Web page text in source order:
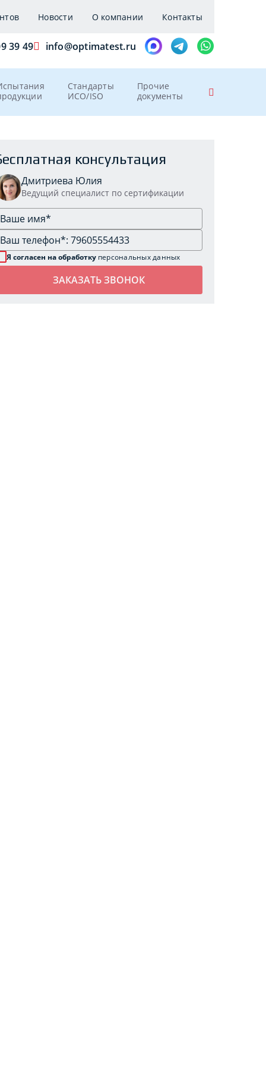
Новости О компании Контакты
39 49 info@optimatest.ru
Стандарты
ИСО/ISO
Прочие
документы
консультация
Дмитриева Юлия
Ведущий специалист по сертификации
Я согласен на обработку персональных данных